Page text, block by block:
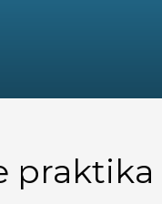
praktika